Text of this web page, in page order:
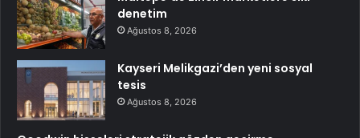
denetim
Ağustos 8, 2026
Kayseri Melikgazi’den yeni sosyal
tesis
Ağustos 8, 2026